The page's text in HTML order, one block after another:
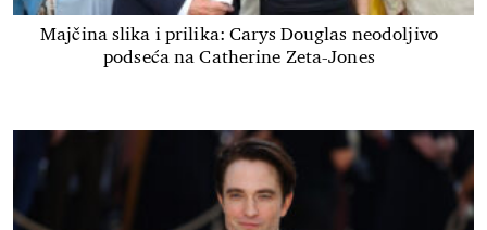
Majčina slika i prilika: Carys Douglas neodoljivo
podseća na Catherine Zeta-Jones